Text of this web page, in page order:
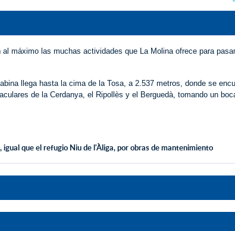
máximo las muchas actividades que La Molina ofrece para
llega hasta la cima de la Tosa, a 2.537 metros, donde se
de la Cerdanya, el Ripollès y el Berguedà, tomando un
que el refugio Niu de l'Àliga, por obras de mantenimiento